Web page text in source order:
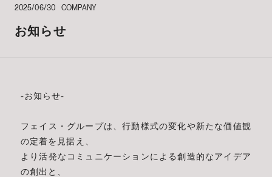
2025/06/30 COMPANY
お知らせ
-お知らせ-
フェイス・グループは、行動様式の変化や新たな価値観
の定着を見据え、
より活発なコミュニケーションによる創造的なアイデア
の創出と、